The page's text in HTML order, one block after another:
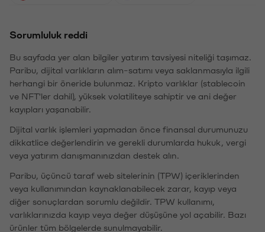
Sorumluluk reddi
Bu sayfada yer alan bilgiler yatırım tavsiyesi niteliği taşımaz.
Paribu, dijital varlıkların alım-satımı veya saklanmasıyla ilgili
herhangi bir öneride bulunmaz. Kripto varlıklar (stablecoin
ve NFT'ler dahil), yüksek volatiliteye sahiptir ve ani değer
kayıpları yaşanabilir.
Dijital varlık işlemleri yapmadan önce finansal durumunuzu
dikkatlice değerlendirin ve gerekli durumlarda hukuk, vergi
veya yatırım danışmanınızdan destek alın.
Paribu, üçüncü taraf web sitelerinin (TPW) içeriklerinden
veya kullanımından kaynaklanabilecek zarar, kayıp veya
diğer sonuçlardan sorumlu değildir. TPW kullanımı,
varlıklarınızda kayıp veya değer düşüşüne yol açabilir. Bazı
ürünler tüm bölgelerde sunulmayabilir.